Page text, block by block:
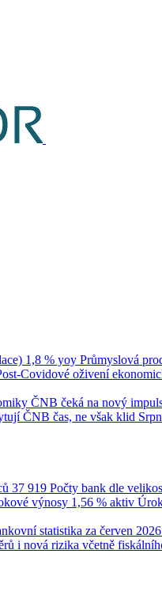
1,8 % yoy Průmyslová
Covidové oživení
ČNB čeká na nový
ČNB čas, ne však klid
37 919 Počty bank dle
výnosy 1,56 % aktiv
statistika za červen 2026
i nová rizika včetně